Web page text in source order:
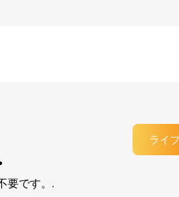
要です。.
ライ